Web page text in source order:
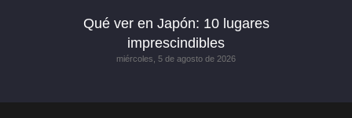
Qué ver en Japón: 10 lugares
imprescindibles
miércoles, 5 de agosto de 2026